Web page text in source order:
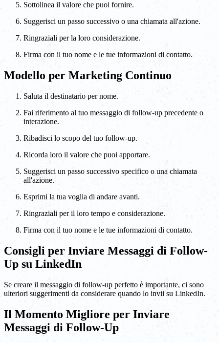
Sottolinea il valore che puoi fornire.
Suggerisci un passo successivo o una chiamata all'azione.
Ringraziali per la loro considerazione.
Firma con il tuo nome e le tue informazioni di contatto.
Modello per Marketing Continuo
Saluta il destinatario per nome.
Fai riferimento al tuo messaggio di follow-up precedente o
interazione.
Ribadisci lo scopo del tuo follow-up.
Ricorda loro il valore che puoi apportare.
Suggerisci un passo successivo specifico o una chiamata
all'azione.
Esprimi la tua voglia di andare avanti.
Ringraziali per il loro tempo e considerazione.
Firma con il tuo nome e le tue informazioni di contatto.
Consigli per Inviare Messaggi di Follow-
Up su LinkedIn
Se creare il messaggio di follow-up perfetto è importante, ci sono
ulteriori suggerimenti da considerare quando lo invii su LinkedIn.
Il Momento Migliore per Inviare
Messaggi di Follow-Up